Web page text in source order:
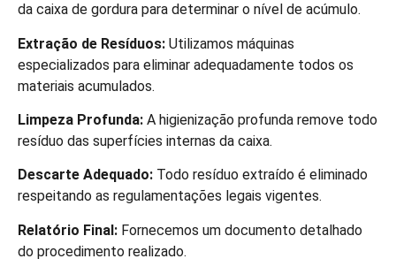
da caixa de gordura para determinar o nível de acúmulo.
Extração de Resíduos: Utilizamos máquinas
especializados para eliminar adequadamente todos os
materiais acumulados.
Limpeza Profunda: A higienização profunda remove todo
resíduo das superfícies internas da caixa.
Descarte Adequado: Todo resíduo extraído é eliminado
respeitando as regulamentações legais vigentes.
Relatório Final: Fornecemos um documento detalhado
do procedimento realizado.